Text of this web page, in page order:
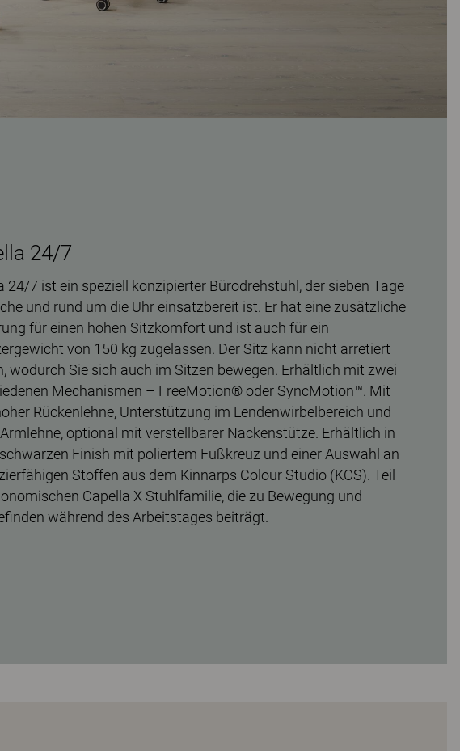
24/7
24/7 ist ein speziell konzipierter Bürodrehstuhl, der sieben Tage
und rund um die Uhr einsatzbereit ist. Er hat eine zusätzliche
für einen hohen Sitzkomfort und ist auch für ein
von 150 kg zugelassen. Der Sitz kann nicht arretiert
wodurch Sie sich auch im Sitzen bewegen. Erhältlich mit zwei
Mechanismen – FreeMotion® oder SyncMotion™. Mit
Rückenlehne, Unterstützung im Lendenwirbelbereich und
optional mit verstellbarer Nackenstütze. Erhältlich in
Finish mit poliertem Fußkreuz und einer Auswahl an
Stoffen aus dem Kinnarps Colour Studio (KCS). Teil
Capella X Stuhlfamilie, die zu Bewegung und
während des Arbeitstages beiträgt.